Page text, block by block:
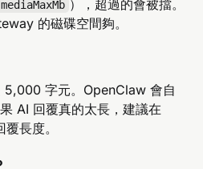
），超過的會被擋。
的磁碟空間夠。
5,000 字元。OpenClaw 會自
AI 回覆真的太長，建議在
長度。